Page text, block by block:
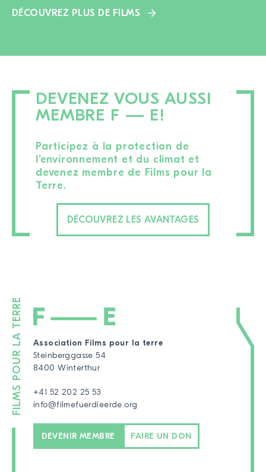
DÉCOUVREZ PLUS DE FILMS
DEVENEZ VOUS AUSSI
MEMBRE F — E!
Participez à la protection de
l’environnement et du climat et
devenez membre de Films pour la
Terre.
DÉCOUVREZ LES AVANTAGES
Association Films pour la terre
Steinberggasse 54
8400 Winterthur
+41 52 202 25 53
info@filmefuerdieerde.org
DEVENIR MEMBRE FAIRE UN DON